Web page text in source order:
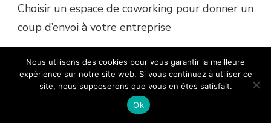
Choisir un espace de coworking pour donner un
coup d’envoi à votre entreprise
Nous utilisons des cookies pour vous garantir la meilleure
expérience sur notre site web. Si vous continuez à utiliser ce
site, nous supposerons que vous en êtes satisfait.
Ok